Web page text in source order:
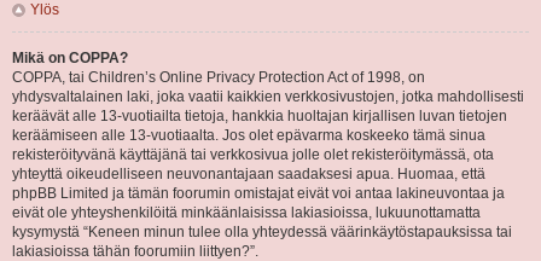
Ylös
Mikä on COPPA?
COPPA, tai Children’s Online Privacy Protection Act of 1998, on
yhdysvaltalainen laki, joka vaatii kaikkien verkkosivustojen, jotka mahdollisesti
keräävät alle 13-vuotiailta tietoja, hankkia huoltajan kirjallisen luvan tietojen
keräämiseen alle 13-vuotiaalta. Jos olet epävarma koskeeko tämä sinua
rekisteröityvänä käyttäjänä tai verkkosivua jolle olet rekisteröitymässä, ota
yhteyttä oikeudelliseen neuvonantajaan saadaksesi apua. Huomaa, että
phpBB Limited ja tämän foorumin omistajat eivät voi antaa lakineuvontaa ja
eivät ole yhteyshenkilöitä minkäänlaisissa lakiasioissa, lukuunottamatta
kysymystä “Keneen minun tulee olla yhteydessä väärinkäytöstapauksissa tai
lakiasioissa tähän foorumiin liittyen?”.